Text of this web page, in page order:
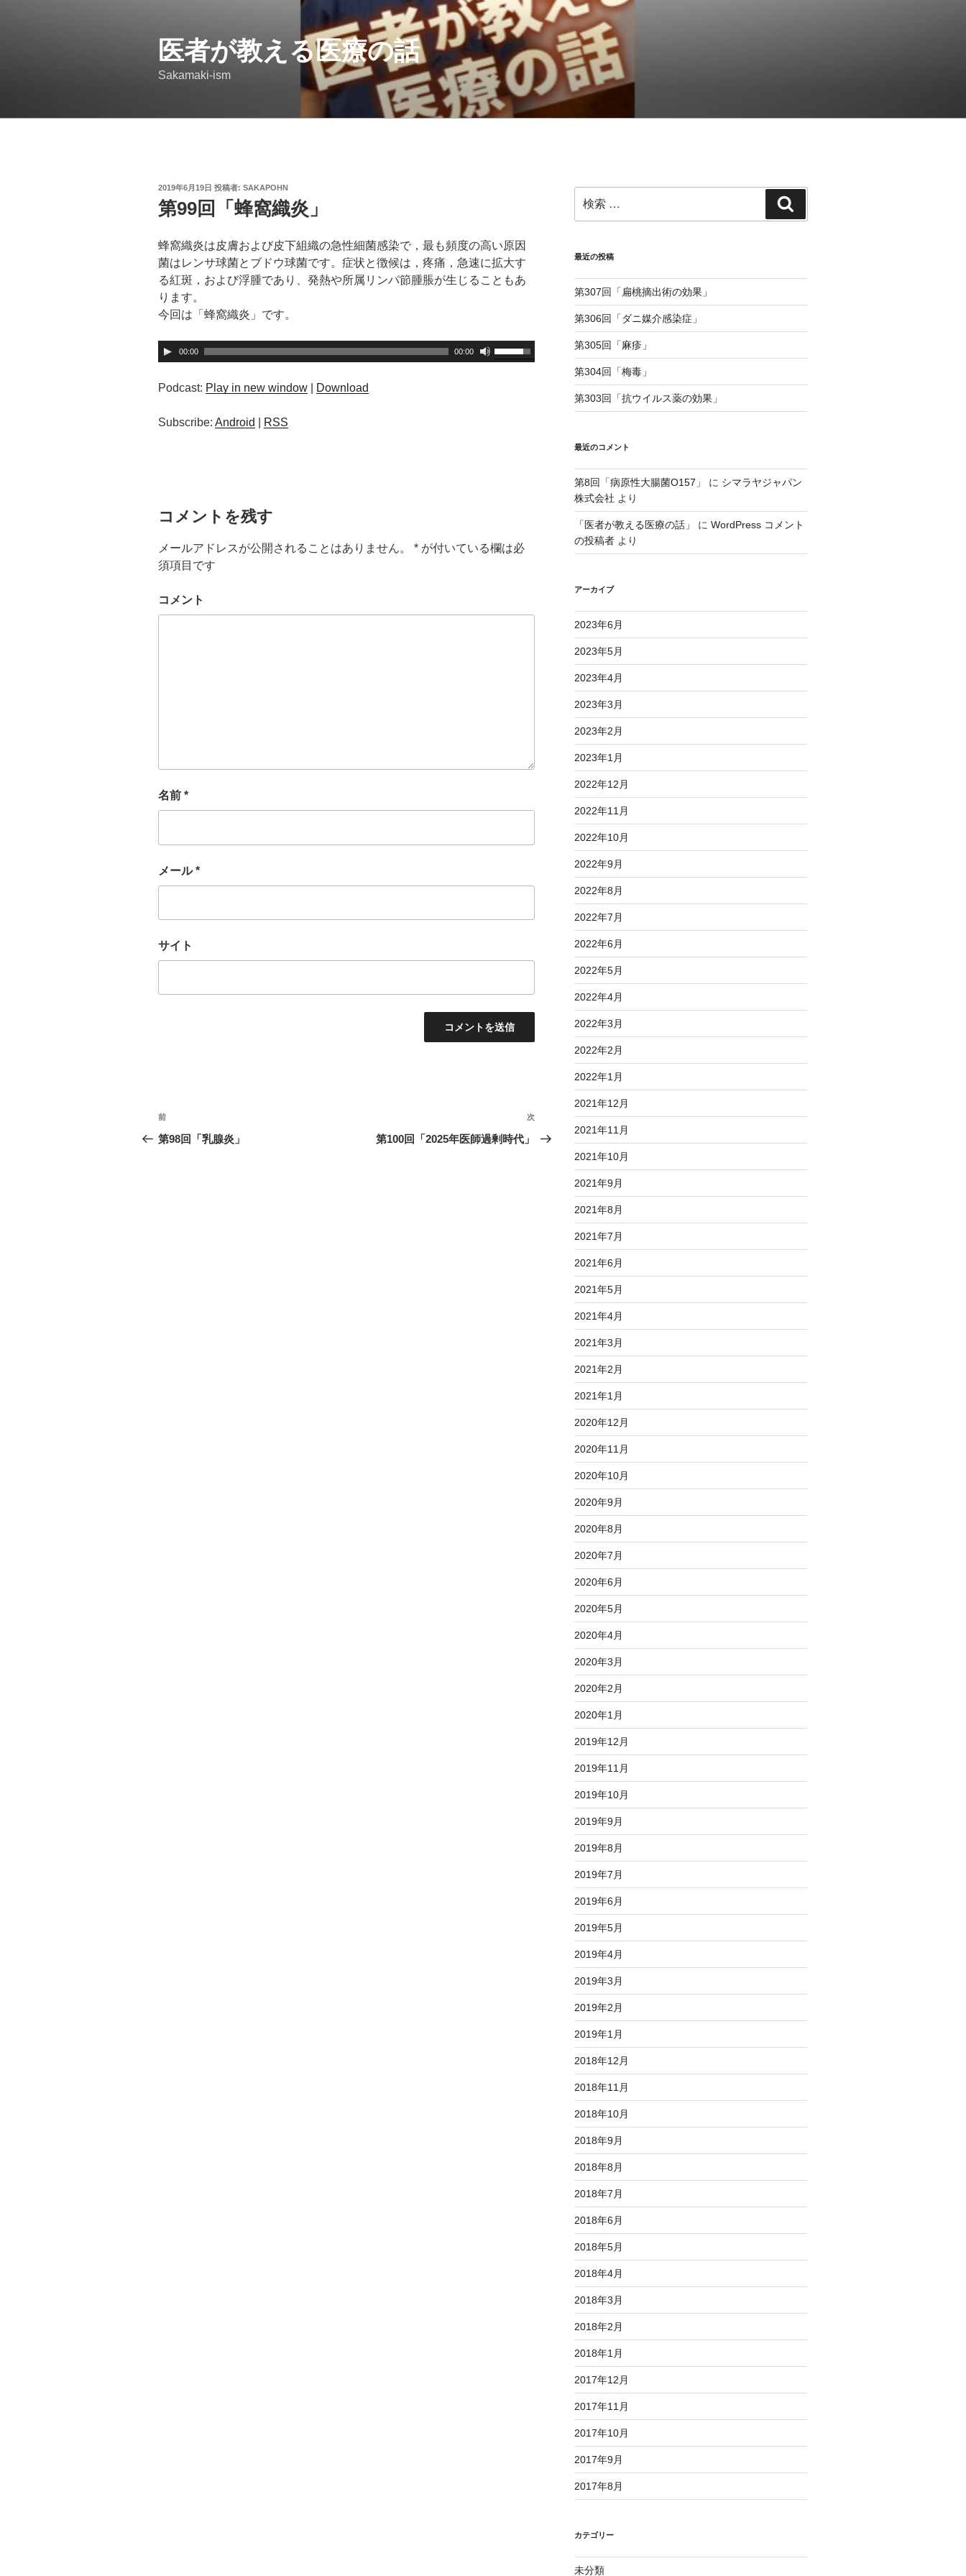
医者が教える医療の話
Sakamaki-ism
投
稿
日:
2019年6月19日 投稿者: SAKAPOHN
第99回「蜂窩織炎」
蜂窩織炎は皮膚および皮下組織の急性細菌感染で，最も頻度の高い原因
菌はレンサ球菌とブドウ球菌です。症状と徴候は，疼痛，急速に拡大す
る紅斑，および浮腫であり、発熱や所属リンパ節腫脹が生じることもあ
ります。
今回は「蜂窩織炎」です。
音
声
プ
ー
00:00 00:00
ボ
リ
印
Podcast: Play in new window Download
Subscribe: Android RSS
コメントを残す
メールアドレスが公開されることはありません。 * が付いている欄は必
須項目です
コメント
名前 *
メール*
サイト
投
稿
過
去
前
第98回「乳腺炎」
の
次
第100回「2025年医師過剰時代」
索:
索
最近の投稿
第307回「扁桃摘出術の効果」
第306回「ダニ媒介感染症」
第305回「麻疹」
第304回「梅毒」
第303回「抗ウイルス薬の効果」
最近のコメント
第8回「病原性大腸菌O157」 に シマラヤジャパン
株式会社 より
「医者が教える医療の話」 に WordPress コメント
の投稿者より
アーカイブ
2023年6月
2023年5月
2023年4月
2023年3月
2023年2月
2023年1月
2022年12月
2022年11月
2022年10月
2022年9月
2022年8月
2022年7月
2022年6月
2022年5月
2022年4月
2022年3月
2022年2月
2022年1月
2021年12月
2021年11月
2021年10月
2021年9月
2021年8月
2021年7月
2021年6月
2021年5月
2021年4月
2021年3月
2021年2月
2021年1月
2020年12月
2020年11月
2020年10月
2020年9月
2020年8月
2020年7月
2020年6月
2020年5月
2020年4月
2020年3月
2020年2月
2020年1月
2019年12月
2019年11月
2019年10月
2019年9月
2019年8月
2019年7月
2019年6月
2019年5月
2019年4月
2019年3月
2019年2月
2019年1月
2018年12月
2018年11月
2018年10月
2018年9月
2018年8月
2018年7月
2018年6月
2018年5月
2018年4月
2018年3月
2018年2月
2018年1月
2017年12月
2017年11月
2017年10月
2017年9月
2017年8月
カテゴリー
未分類